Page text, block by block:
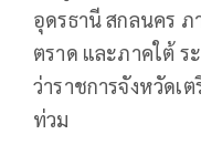
อุดรธานี สกลนคร
ตราด และภาคใต้ ร
ว่าราชการจังหวัด
ท่วม